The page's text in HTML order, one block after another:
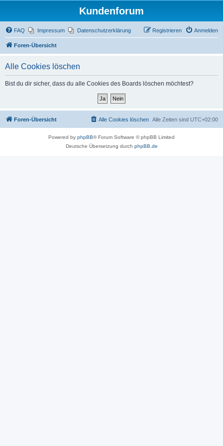
Kundenforum
FAQ Impressum Datenschutzerklärung Anmelden
Registrieren
Foren-Übersicht
Alle Cookies löschen
Bist du dir sicher, dass du alle Cookies des Boards löschen möchtest?
Foren-Übersicht Alle Zeiten sind UTC+02:00
Alle Cookies löschen
Powered by phpBB® Forum Software © phpBB Limited
Deutsche Übersetzung durch phpBB.de